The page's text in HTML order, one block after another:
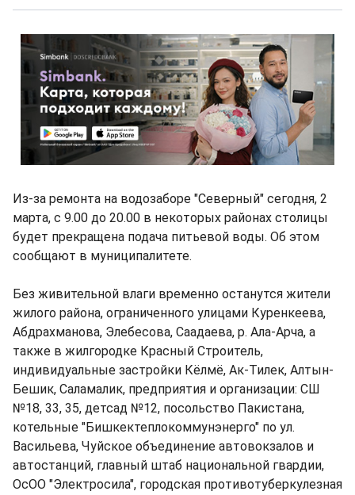
Из-за ремонта на водозаборе "Северный" сегодня, 2
марта, с 9.00 до 20.00 в некоторых районах столицы
будет прекращена подача питьевой воды. Об этом
сообщают в муниципалитете.
Без живительной влаги временно останутся жители
жилого района, ограниченного улицами Куренкеева,
Абдрахманова, Элебесова, Саадаева, р. Ала-Арча, а
также в жилгородке Красный Строитель,
индивидуальные застройки Кёлмё, Ак-Тилек, Алтын-
Бешик, Саламалик, предприятия и организации: СШ
№18, 33, 35, детсад №12, посольство Пакистана,
котельные "Бишкектеплокоммунэнерго" по ул.
Васильева, Чуйское объединение автовокзалов и
автостанций, главный штаб национальной гвардии,
ОсОО "Электросила", городская противотуберкулезная